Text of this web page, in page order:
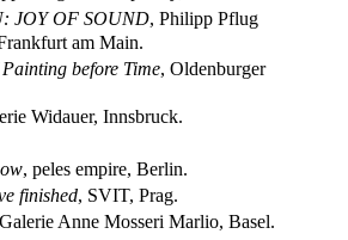
JOY OF SOUND, Philipp Pflug
am Main.
before Time, Oldenburger
Widauer, Innsbruck.
, peles empire, Berlin.
finished, SVIT, Prag.
Anne Mosseri Marlio, Basel.